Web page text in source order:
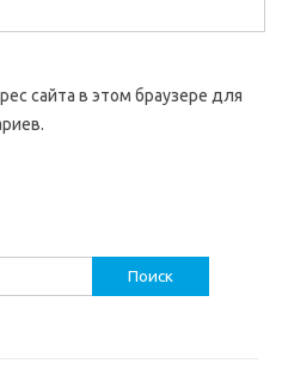
сайта в этом браузере для